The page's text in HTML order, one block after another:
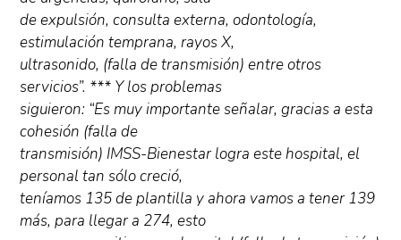
de expulsión, consulta externa, odontología,
estimulación temprana, rayos X,
ultrasonido, (falla de transmisión) entre otros
servicios”. *** Y los problemas
siguieron: “Es muy importante señalar, gracias a esta
cohesión (falla de
transmisión) IMSS-Bienestar logra este hospital, el
personal tan sólo creció,
teníamos 135 de plantilla y ahora vamos a tener 139
más, para llegar a 274, esto